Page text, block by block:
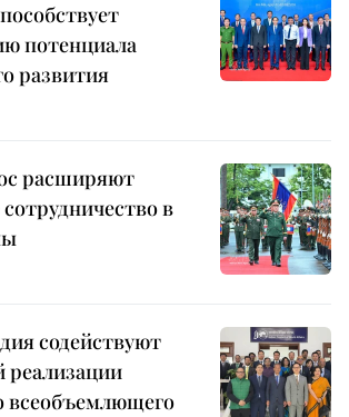
потенциала
развития
расширяют
в
содействуют
реализации
всеобъемлющего